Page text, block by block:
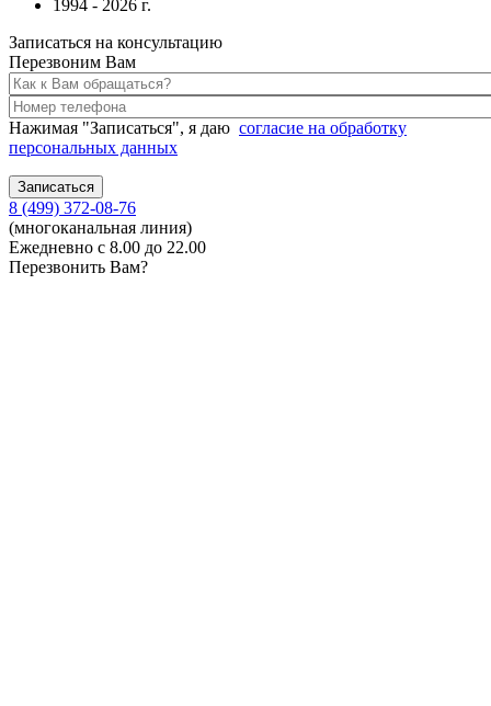
1994 - 2026 г.
Записаться на консультацию
Перезвоним Вам
Нажимая "Записаться", я даю согласие на обработку
персональных данных
8 (499) 372-08-76
(многоканальная линия)
Ежедневно с 8.00 до 22.00
Перезвонить Вам?